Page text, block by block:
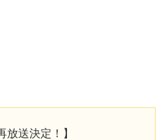
放送決定！】